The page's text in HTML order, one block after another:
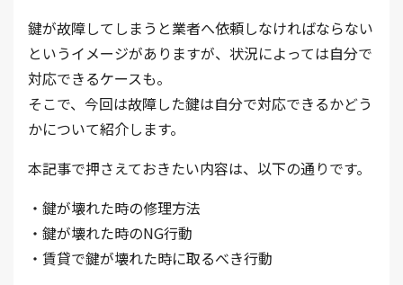
鍵が故障してしまうと業者へ依頼しなければならない
というイメージがありますが、状況によっては自分で
対応できるケースも。
そこで、今回は故障した鍵は自分で対応できるかどう
かについて紹介します。
本記事で押さえておきたい内容は、以下の通りです。
・鍵が壊れた時の修理方法
・鍵が壊れた時のNG行動
・賃貸で鍵が壊れた時に取るべき行動